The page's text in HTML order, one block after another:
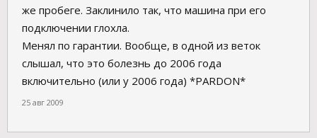
же пробеге. Заклинило так, что машина при его
подключении глохла.
Менял по гарантии. Вообще, в одной из веток
слышал, что это болезнь до 2006 года
включительно (или у 2006 года) *PARDON*
25 авг 2009